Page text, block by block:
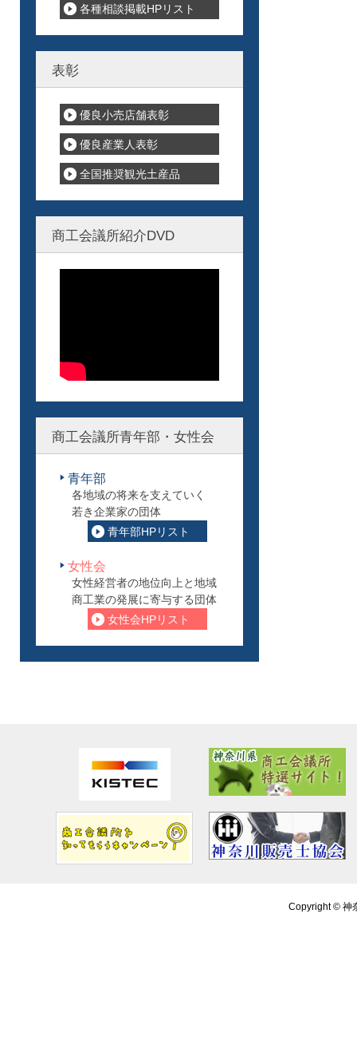
各種相談掲載HPリスト
表彰
優良小売店舗表彰
優良産業人表彰
全国推奨観光土産品
商工会議所紹介DVD
商工会議所青年部・女性会
青年部
各地域の将来を支えていく
若き企業家の団体
青年部HPリスト
女性会
女性経営者の地位向上と地域
商工業の発展に寄与する団体
女性会HPリスト
Copyright © 神